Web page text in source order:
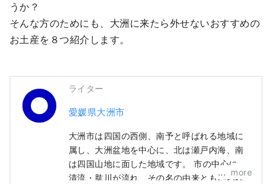
うか？
そんな方のためにも、大洲に来たら外せないおすすめの
お土産を８つ紹介します。
ライター
愛媛県大洲市
大洲市は四国の西側、南予と呼ばれる地域に
属し、大洲盆地を中心に、北は瀬戸内海、南
は四国山地に面した地域です。 市の中心には
清流・肱川が流れ、その名の由来ともいわれ
more